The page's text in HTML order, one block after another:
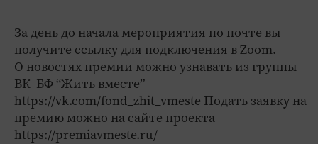
За день до начала мероприятия по почте вы
получите ссылку для подключения в Zoom.
О новостях премии можно узнавать из группы
ВК БФ “Жить вместе”
https://vk.com/fond_zhit_vmeste Подать заявку на
премию можно на сайте проекта
https://premiavmeste.ru/